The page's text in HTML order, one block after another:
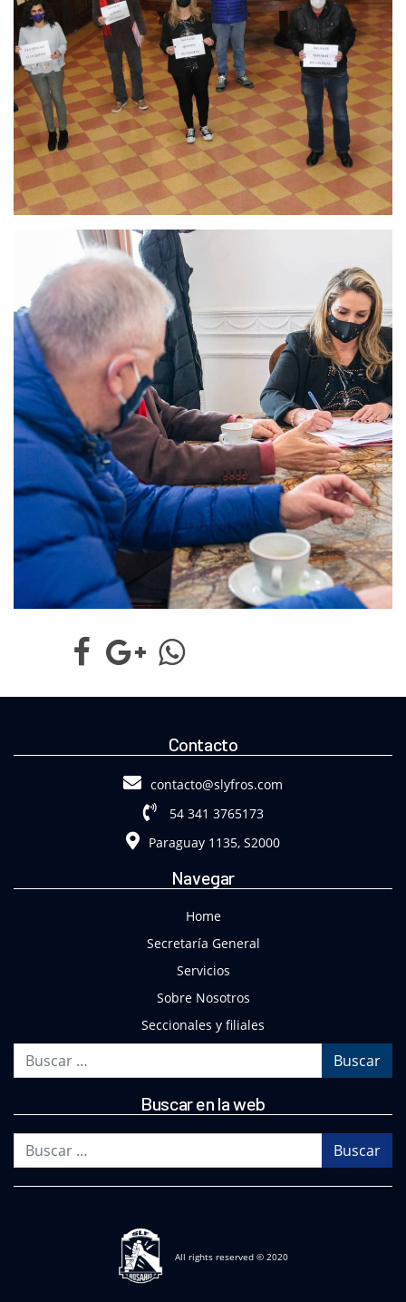
Contacto
contacto@slyfros.com
54 341 3765173
Paraguay 1135, S2000
Navegar
Home
Secretaría General
Servicios
Sobre Nosotros
Seccionales y filiales
Buscar en la web
All rights reserved © 2020